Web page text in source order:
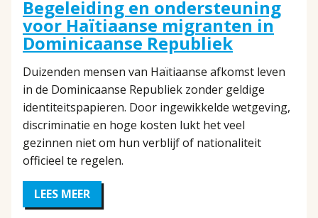
Begeleiding en ondersteuning
voor Haïtiaanse migranten in
Dominicaanse Republiek
Duizenden mensen van Haïtiaanse afkomst leven
in de Dominicaanse Republiek zonder geldige
identiteitspapieren. Door ingewikkelde wetgeving,
discriminatie en hoge kosten lukt het veel
gezinnen niet om hun verblijf of nationaliteit
officieel te regelen.
LEES MEER
BEGELEIDING